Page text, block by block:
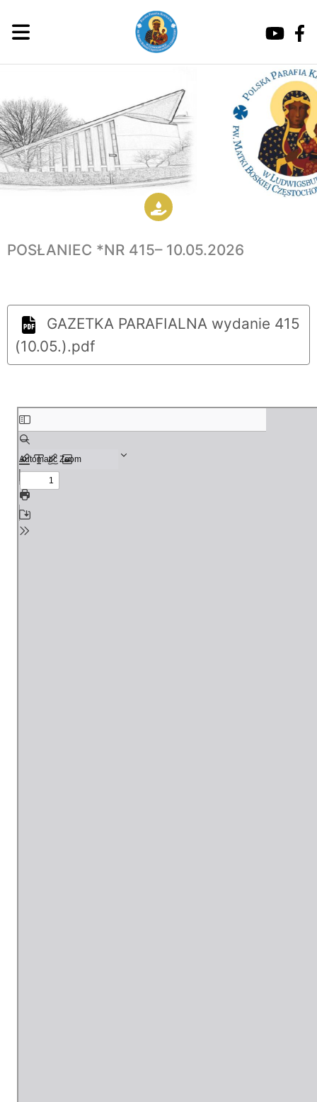
POSŁANIEC *NR 415– 10.05.2026
GAZETKA PARAFIALNA wydanie 415
(10.05.).pdf